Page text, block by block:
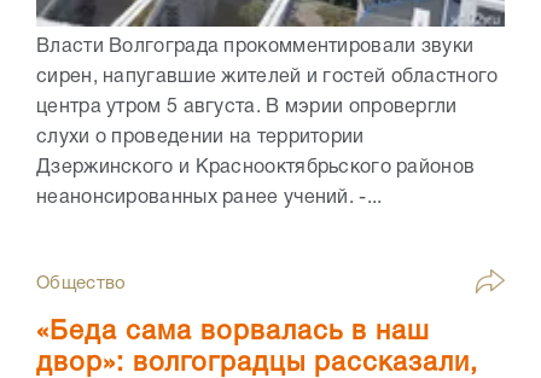
Власти Волгограда прокомментировали звуки
сирен, напугавшие жителей и гостей областного
центра утром 5 августа. В мэрии опровергли
слухи о проведении на территории
Дзержинского и Краснооктябрьского районов
неанонсированных ранее учений. -...
Общество
«Беда сама ворвалась в наш
двор»: волгоградцы рассказали,